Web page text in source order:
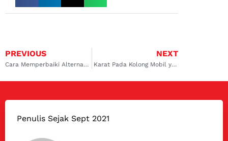
PREVIOUS
Cara Memperbaiki Alternator Mobil
NEXT
Karat Pada Kolong Mobil yang Membahayakan Mobil Anda
Penulis Sejak Sept 2021